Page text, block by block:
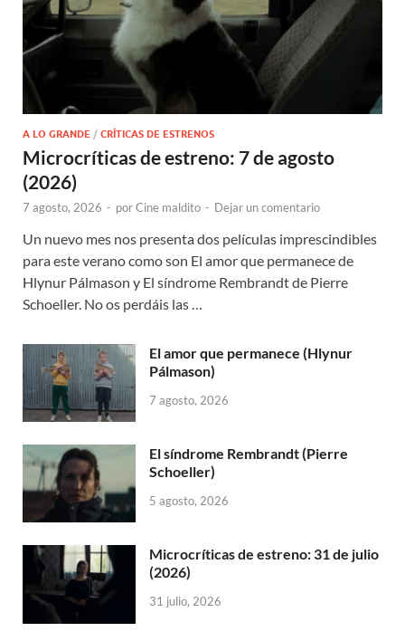
A LO GRANDE / CRÍTICAS DE ESTRENOS
Microcríticas de estreno: 7 de agosto
(2026)
7 agosto, 2026 - porCine maldito - Dejar un comentario
Un nuevo mes nos presenta dos películas imprescindibles
para este verano como son El amor que permanece de
Hlynur Pálmason y El síndrome Rembrandt de Pierre
Schoeller. No os perdáis las …
El amor que permanece (Hlynur
Pálmason)
7 agosto, 2026
El síndrome Rembrandt (Pierre
Schoeller)
5 agosto, 2026
Microcríticas de estreno: 31 de julio
(2026)
31 julio, 2026